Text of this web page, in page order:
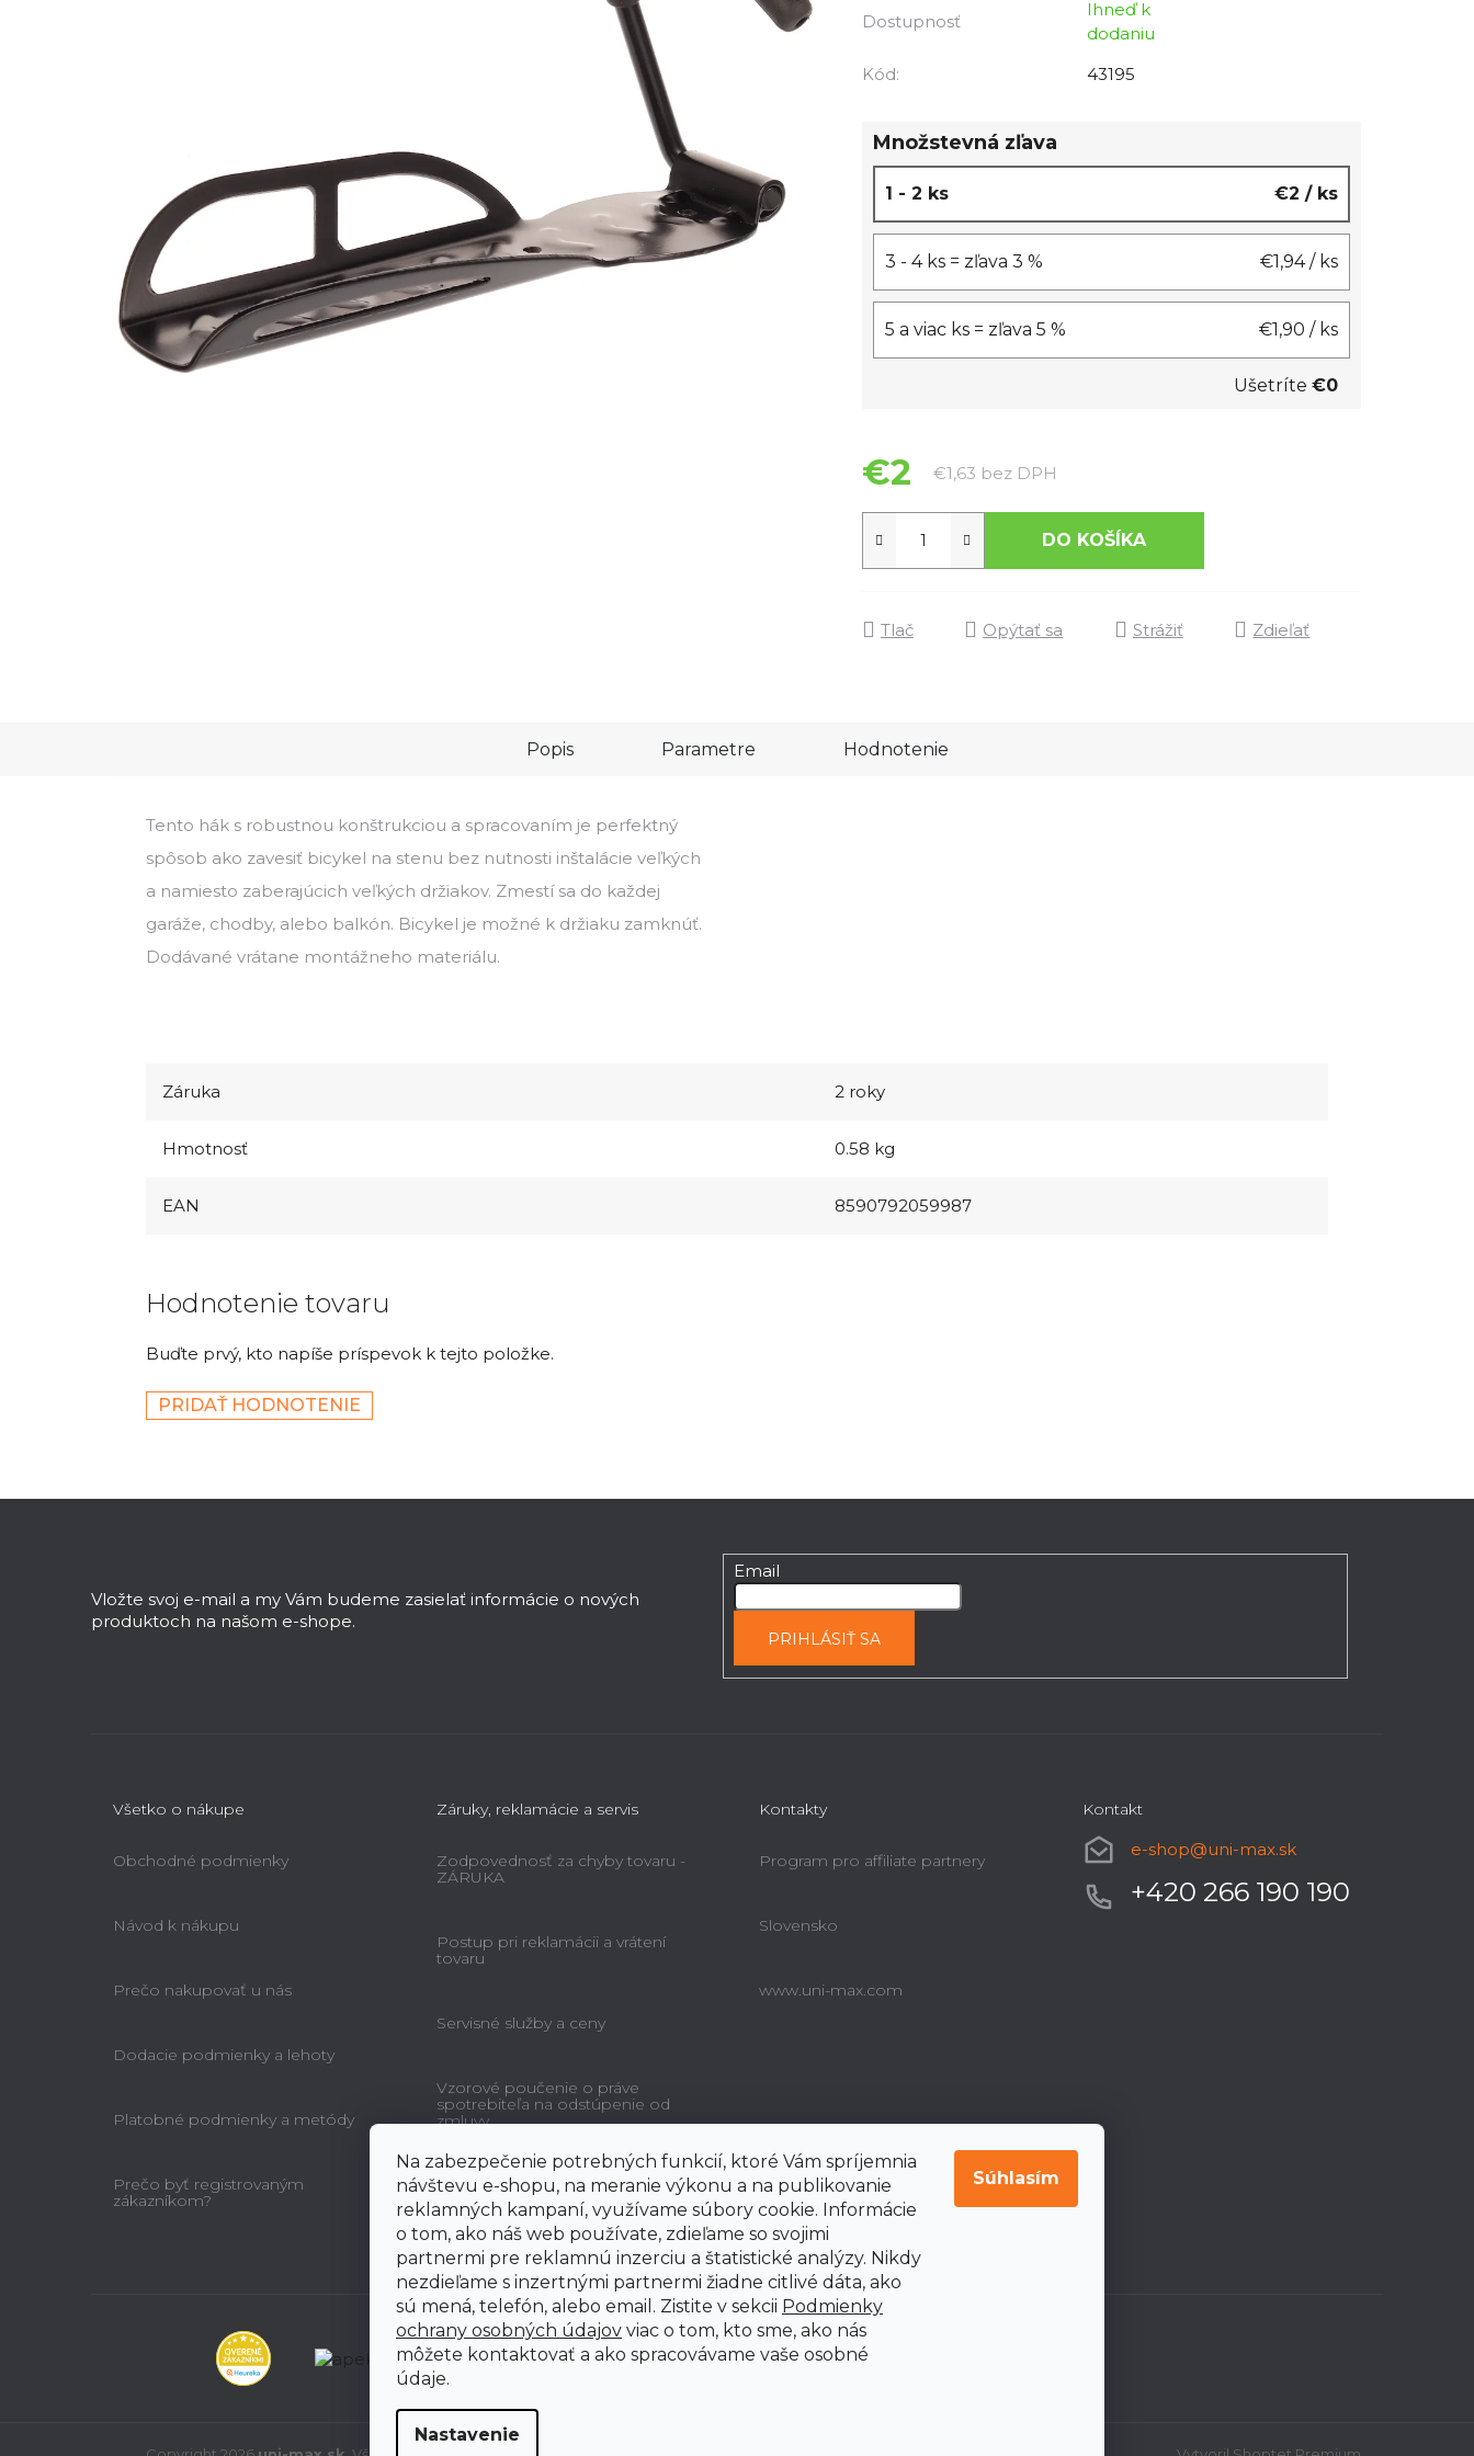
Na zabezpečenie potrebných funkcií, ktoré Vám spríjemnia
návštevu e-shopu, na meranie výkonu a na publikovanie
reklamných kampaní, využívame súbory cookie. Informácie
o tom, ako náš web používate, zdieľame so svojimi
partnermi pre reklamnú inzerciu a štatistické analýzy. Nikdy
nezdieľame s inzertnými partnermi žiadne citlivé dáta, ako
sú mená, telefón, alebo email. Zistite v sekcii Podmienky
ochrany osobných údajov viac o tom, kto sme, ako nás
môžete kontaktovať a ako spracovávame vaše osobné
údaje.
Nastavenie
Súhlasím
je
z
Dostupnosť
Ihneď k
dodaniu
Kód:
43195
Množstevná zľava
1 - 2 ks €2 / ks
3 - 4 ks = zľava 3 % €1,94/ ks
5 a viac ks = zľava 5 % €1,90 / ks
Ušetríte€0
€2 €1,63 bez DPH
DO KOŠÍKA
Tlač Opýtať sa Strážiť Zdieľať
Popis Parametre Hodnotenie
Tento hák s robustnou konštrukciou a spracovaním je perfektný
spôsob ako zavesiť bicykel na stenu bez nutnosti inštalácie veľkých
a namiesto zaberajúcich veľkých držiakov. Zmestí sa do každej
garáže, chodby, alebo balkón. Bicykel je možné k držiaku zamknúť.
Dodávané vrátane montážneho materiálu.
Záruka 2 roky
Hmotnosť 0.58 kg
EAN 8590792059987
Hodnotenie tovaru
Buďte prvý, kto napíše príspevok k tejto položke.
PRIDAŤ HODNOTENIE
Vložte svoj e-mail a my Vám budeme zasielať informácie o nových
produktoch na našom e-shope.
Email
PRIHLÁSIŤ SA
Všetko o nákupe
Obchodné podmienky
Návod k nákupu
Prečo nakupovať u nás
Dodacie podmienky a lehoty
Platobné podmienky a metódy
Prečo byť registrovaným
zákazníkom?
Záruky, reklamácie a servis
Zodpovednosť za chyby tovaru -
ZÁRUKA
Postup pri reklamácii a vrátení
tovaru
Servisné služby a ceny
Vzorové poučenie o práve
spotrebiteľa na odstúpenie od
zmluvy
Kontakty
Program pro affiliate partnery
Slovensko
www.uni-max.com
Kontakt
e-shop@uni-max.sk
+420 266 190 190